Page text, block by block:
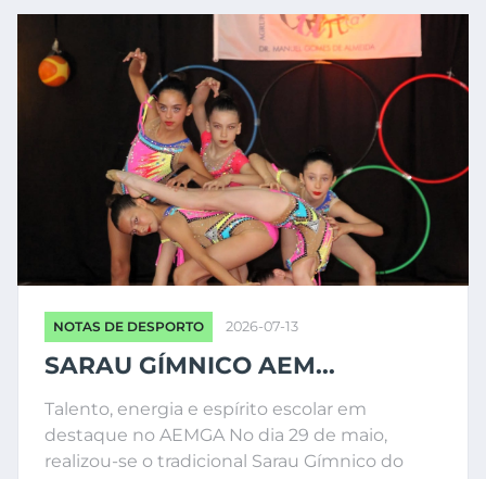
NOTAS DE DESPORTO 2026-07-13
SARAU GÍMNICO AEM...
Talento, energia e espírito escolar em
destaque no AEMGA No dia 29 de maio,
realizou-se o tradicional Sarau Gímnico do